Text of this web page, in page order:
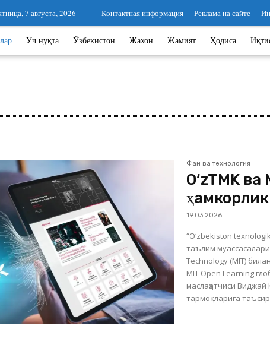
7 августа, 2026 Контактная информация Реклама на сайте
Уч нуқта Ўзбекистон Жахон Жамият Ҳодиса
Фан ва технология
O‘zTMK
ҳамкорлик
19.03.2026
“O‘zbekiston
таълим
Technology (MIT)
MIT Open Learning
маслаҳатчиси
тармоқларига